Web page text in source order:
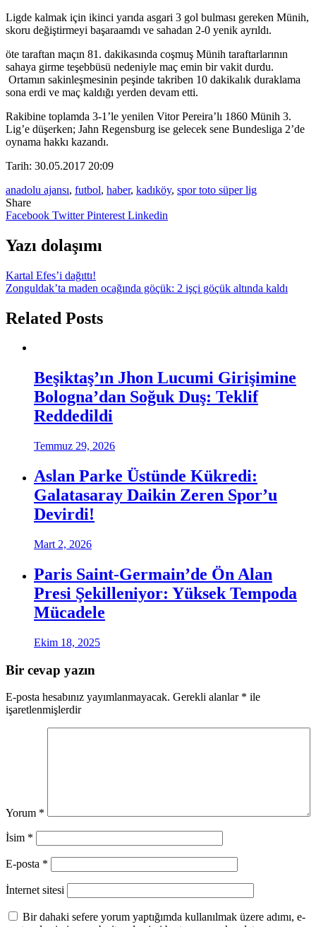
Ligde kalmak için ikinci yarıda asgari 3 gol bulması gereken Münih,
skoru değiştirmeyi başaraamdı ve sahadan 2-0 yenik ayrıldı.
öte taraftan maçın 81. dakikasında coşmuş Münih taraftarlarının
sahaya girme teşebbüsü nedeniyle maç emin bir vakit durdu.
Ortamın sakinleşmesinin peşinde takriben 10 dakikalık duraklama
sona erdi ve maç kaldığı yerden devam etti.
Rakibine toplamda 3-1’le yenilen Vitor Pereira’lı 1860 Münih 3.
Lig’e düşerken; Jahn Regensburg ise gelecek sene Bundesliga 2’de
oynama hakkı kazandı.
Tarih: 30.05.2017 20:09
anadolu ajansı, futbol, haber, kadıköy, spor toto süper lig
Share
Facebook TwitterPinterest Linkedin
Yazı dolaşımı
Kartal Efes’i dağıttı!
Zonguldak’ta maden ocağında göçük: 2 işçi göçük altında kaldı
Related Posts
Beşiktaş’ın Jhon Lucumi Girişimine
Bologna’dan Soğuk Duş: Teklif
Reddedildi
Temmuz 29, 2026
Aslan Parke Üstünde Kükredi:
Galatasaray Daikin Zeren Spor’u
Devirdi!
Mart 2, 2026
Paris Saint-Germain’de Ön Alan
Presi Şekilleniyor: Yüksek Tempoda
Mücadele
Ekim 18, 2025
Bir cevap yazın
E-posta hesabınız yayımlanmayacak. Gerekli alanlar * ile
işaretlenmişlerdir
Yorum *
İsim *
E-posta *
İnternet sitesi
Bir dahaki sefere yorum yaptığımda kullanılmak üzere adımı, e-